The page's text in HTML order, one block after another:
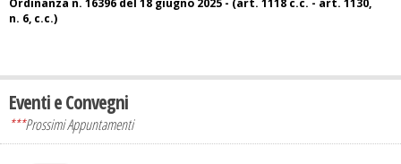
Ordinanza n. 16396 del 18 giugno 2025 - (art. 1118 c.c. - art. 1130,
n. 6, c.c.)
Eventi e Convegni
***Prossimi Appuntamenti